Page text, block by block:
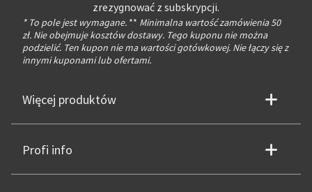
zrezygnować z subskrypcji.
* To pole jest wymagane. ** Minimalna wartość zamówienia 50
zł. Nie obejmuje kosztów dostawy. Tego kuponu nie można
podzielić. Ten kupon nie ma wartości gotówkowej. Nie łączy się z
innymi kuponami lub ofertami.
Więcej produktów
Profi info